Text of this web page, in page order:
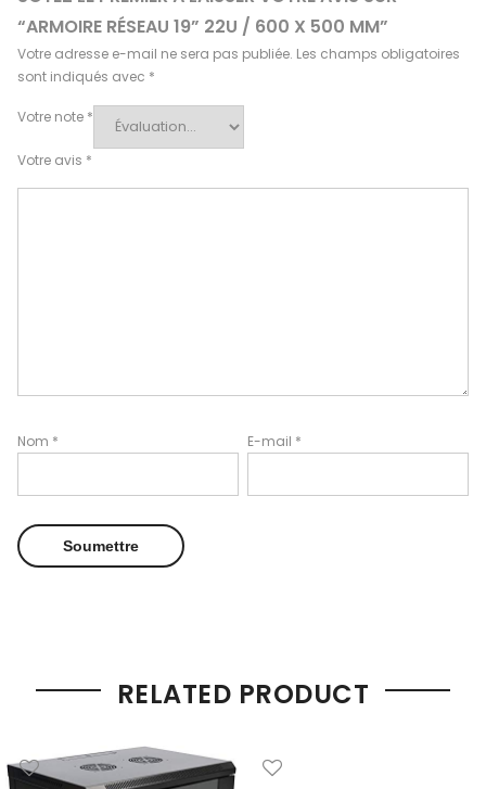
“ARMOIRE RÉSEAU 19” 22U / 600 X 500 MM”
Votre adresse e-mail ne sera pas publiée. Les champs obligatoires
sont indiqués avec *
Votre note *
Votre avis *
Nom * E-mail *
RELATED PRODUCT